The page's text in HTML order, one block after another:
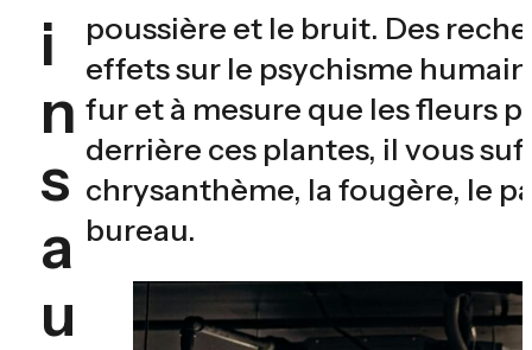
i
n
s
a
u
poussière et le bruit. Des
effets sur le psychisme
fur et à mesure que les fleurs
derrière ces plantes, il vous
chrysanthème, la fougère, le
bureau.